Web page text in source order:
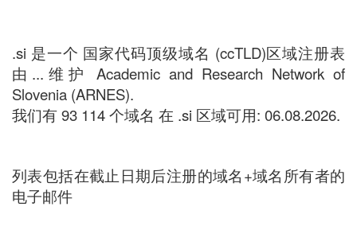
.si 是一个 国家代码顶级域名 (ccTLD)区域注册表
由...维护 Academic and Research Network of
Slovenia (ARNES).
我们有 93 114 个域名 在 .si 区域可用: 06.08.2026.
列表包括在截止日期后注册的域名+域名所有者的
电子邮件